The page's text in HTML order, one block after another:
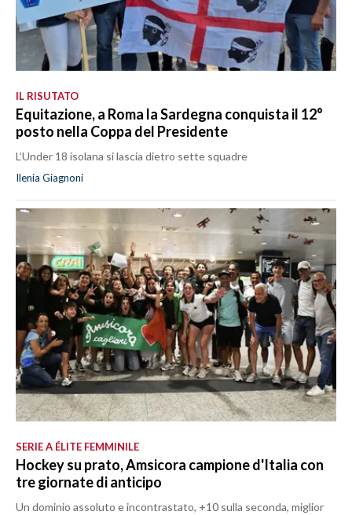
IL RISUTATO
Equitazione, a Roma la Sardegna conquista il 12°
posto nella Coppa del Presidente
L’Under 18 isolana si lascia dietro sette squadre
Ilenia Giagnoni
SERIE A ÉLITE FEMMINILE
Hockey su prato, Amsicora campione d'Italia con
tre giornate di anticipo
Un dominio assoluto e incontrastato, +10 sulla seconda, miglior